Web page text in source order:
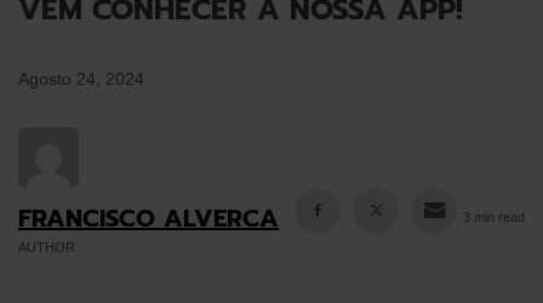
VEM CONHECER A NOSSA APP!
Agosto 24, 2024
FRANCISCO ALVERCA
AUTHOR
3 min read